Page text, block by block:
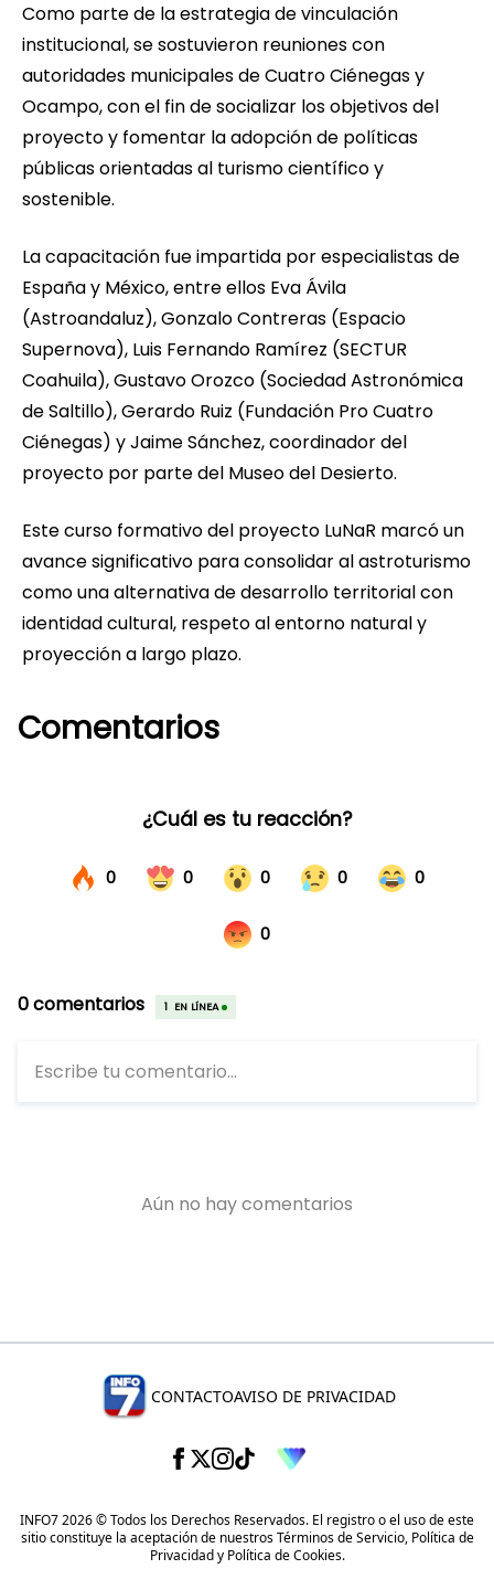
Como parte de la estrategia de vinculación
institucional, se sostuvieron reuniones con
autoridades municipales de Cuatro Ciénegas y
Ocampo, con el fin de socializar los objetivos del
proyecto y fomentar la adopción de políticas
públicas orientadas al turismo científico y
sostenible.
La capacitación fue impartida por especialistas de
España y México, entre ellos Eva Ávila
(Astroandaluz), Gonzalo Contreras (Espacio
Supernova), Luis Fernando Ramírez (SECTUR
Coahuila), Gustavo Orozco (Sociedad Astronómica
de Saltillo), Gerardo Ruiz (Fundación Pro Cuatro
Ciénegas) y Jaime Sánchez, coordinador del
proyecto por parte del Museo del Desierto.
Este curso formativo del proyecto LuNaR marcó un
avance significativo para consolidar al astroturismo
como una alternativa de desarrollo territorial con
identidad cultural, respeto al entorno natural y
proyección a largo plazo.
Comentarios
CONTACTOAVISO DE PRIVACIDAD
INFO7 2026 © Todos los Derechos Reservados. El registro o el uso de este
sitio constituye la aceptación de nuestrosTérminos de Servicio, Política de
Privacidady Política de Cookies.